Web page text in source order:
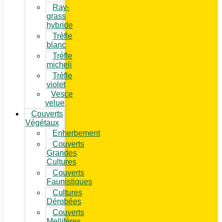
Ray-
grass
hybride
Trèfle
blanc
Trèfle
micheli
Trèfle
violet
Vesce
velue
Couverts
Végétaux
Enherbement
Couverts
Grandes
Cultures
Couverts
Faunistiques
Cultures
Dérobées
Couverts